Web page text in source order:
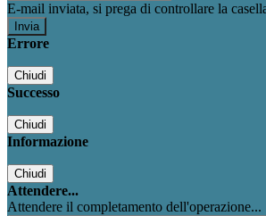
E-mail inviata, si prega di controllare la
Errore
Chiudi
Successo
Chiudi
Informazione
Chiudi
Attendere...
Attendere il completamento dell'operazione...